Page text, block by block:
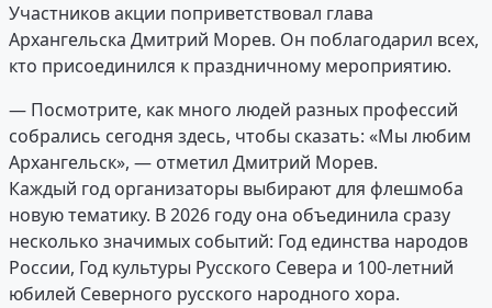
Участников акции поприветствовал глава
Архангельска Дмитрий Морев. Он поблагодарил всех,
кто присоединился к праздничному мероприятию.
— Посмотрите, как много людей разных профессий
собрались сегодня здесь, чтобы сказать: «Мы любим
Архангельск», — отметил Дмитрий Морев.
Каждый год организаторы выбирают для флешмоба
новую тематику. В 2026 году она объединила сразу
несколько значимых событий: Год единства народов
России, Год культуры Русского Севера и 100-летний
юбилей Северного русского народного хора.